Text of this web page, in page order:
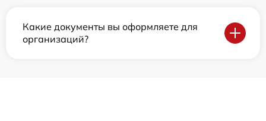
Какие документы вы оформляете для
организаций?